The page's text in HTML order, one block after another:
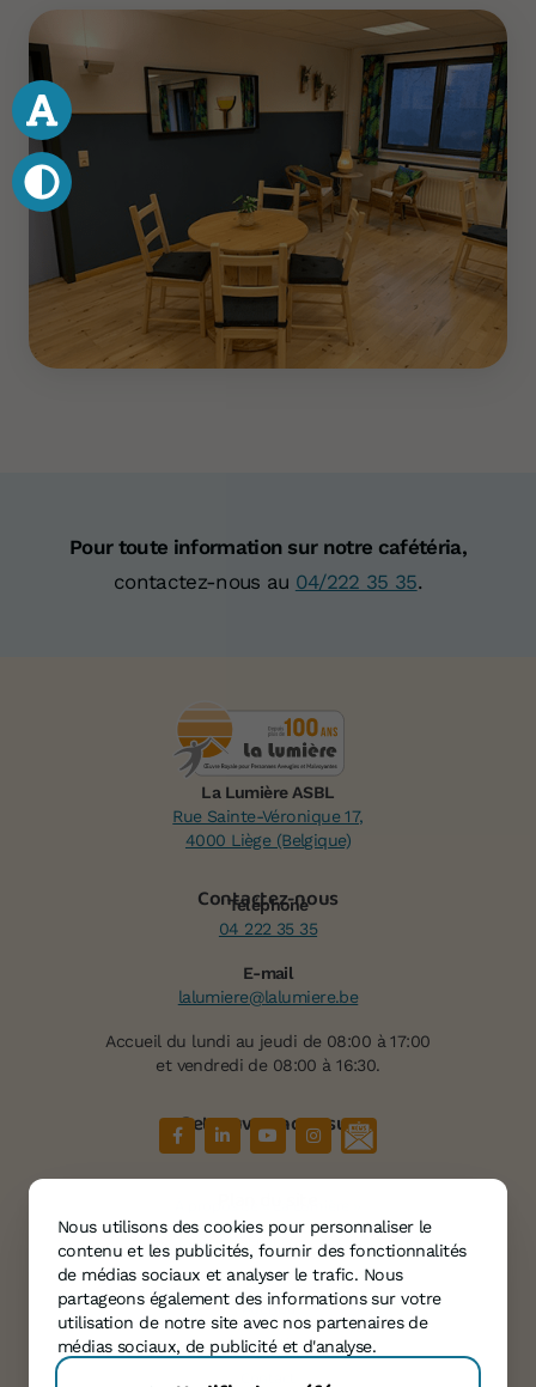
Votre don :
Pour toute information sur notre cafétéria,
contactez-nous au 04/222 35 35.
Nous utilisons des cookies pour personnaliser le
contenu et les publicités, fournir des fonctionnalités
de médias sociaux et analyser le trafic. Nous
partageons également des informations sur votre
utilisation de notre site avec nos partenaires de
médias sociaux, de publicité et d'analyse.
La Lumière ASBL
Rue Sainte-Véronique 17,
4000 Liège (Belgique)
Contactez-nous
Téléphone
04 222 35 35
E-mail
lalumiere@lalumiere.be
Accueil du lundi au jeudi de 08:00 à 17:00
et vendredi de 08:00 à 16:30.
Retrouvez-nous sur
Services
Témoignages
Agenda
Informations
Contact